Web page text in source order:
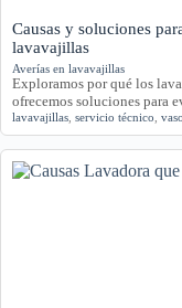
Causas y soluciones
lavavajillas
Averías en lavavajillas
Exploramos por qué los
ofrecemos soluciones para
lavavajillas servicio técnico